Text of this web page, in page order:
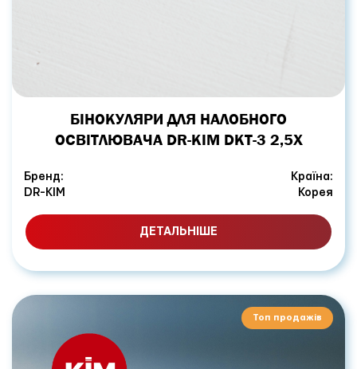
БІНОКУЛЯРИ ДЛЯ НАЛОБНОГО
ОСВІТЛЮВАЧА DR-KIM DKT-3 2,5X
Бренд:
DR-KIM
Країна:
Корея
ДЕТАЛЬНІШЕ
Топ продажів